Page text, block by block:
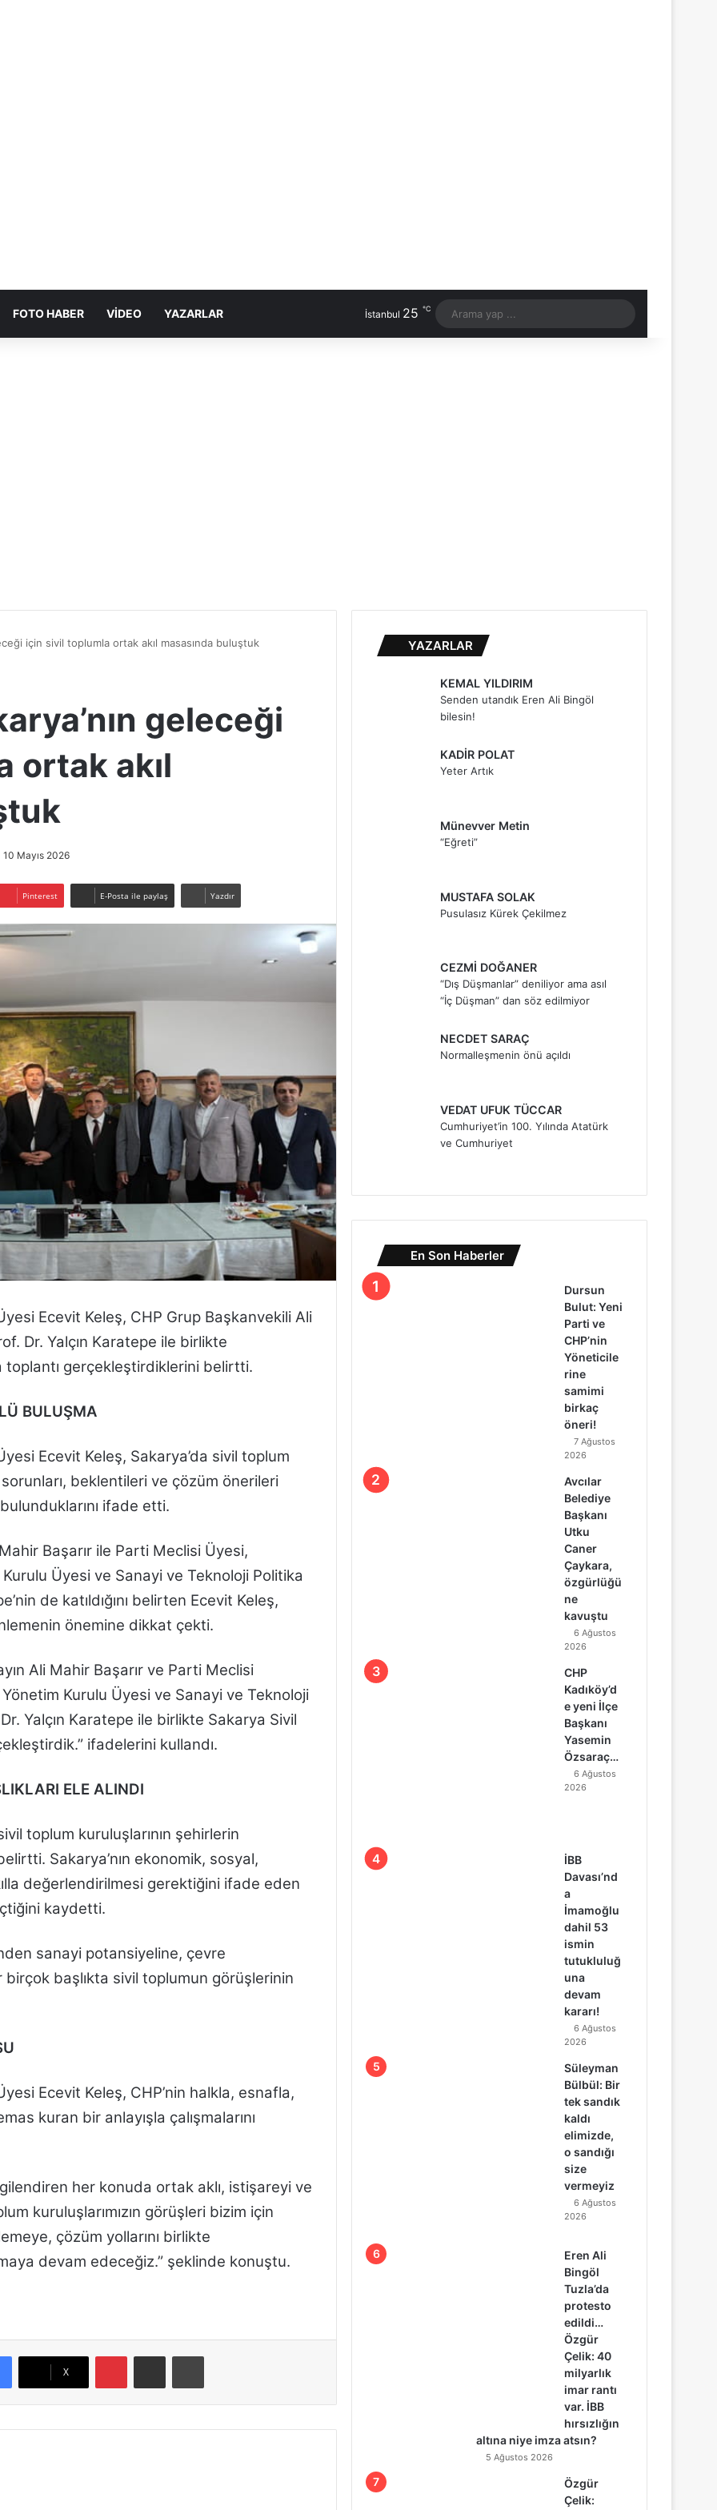
FOTO HABER VIDEO YAZARLAR İstanbul 25 ℃
yap
için sivil toplumla ortak akıl masasında buluştuk
geleceği
ortak akıl
10 Mayıs 2026
Pinterest E-Posta ile paylaş Yazdır
Ecevit Keleş, CHP Grup Başkanvekili Ali
Dr. Yalçın Karatepe ile birlikte
toplantı gerçekleştirdiklerini belirtti.
BULUŞMA
Ecevit Keleş, Sakarya’da sivil toplum
beklentileri ve çözüm önerileri
ifade etti.
Başarır ile Parti Meclisi Üyesi,
Üyesi ve Sanayi ve Teknoloji Politika
de katıldığını belirten Ecevit Keleş,
önemine dikkat çekti.
Ali Mahir Başarır ve Parti Meclisi
Kurulu Üyesi ve Sanayi ve Teknoloji
Yalçın Karatepe ile birlikte Sakarya Sivil
ifadelerini kullandı.
ELE ALINDI
toplum kuruluşlarının şehirlerin
Sakarya’nın ekonomik, sosyal,
değerlendirilmesi gerektiğini ifade eden
kaydetti.
sanayi potansiyeline, çevre
başlıkta sivil toplumun görüşlerinin
Ecevit Keleş, CHP’nin halkla, esnafla,
kuran bir anlayışla çalışmalarını
her konuda ortak aklı, istişareyi ve
kuruluşlarımızın görüşleri bizim için
çözüm yollarını birlikte
devam edeceğiz.” şeklinde konuştu.
X
Pinterest E-Posta ile paylaş Yazdır
YAZARLAR
KEMAL YILDIRIM
Senden utandık Eren Ali Bingöl
bilesin!
KADİR POLAT
Yeter Artık
Münevver Metin
“Eğreti”
MUSTAFA SOLAK
Pusulasız Kürek Çekilmez
CEZMİ DOĞANER
“Dış Düşmanlar” deniliyor ama asıl
“İç Düşman” dan söz edilmiyor
NECDET SARAÇ
Normalleşmenin önü açıldı
VEDAT UFUK TÜCCAR
Cumhuriyet’in 100. Yılında Atatürk
ve Cumhuriyet
En Son Haberler
Dursun
Bulut: Yeni
Parti ve
CHP’nin
Yöneticile
rine
samimi
birkaç
öneri!
7 Ağustos
2026
Avcılar
Belediye
Başkanı
Utku
Caner
Çaykara,
özgürlüğü
ne
kavuştu
6 Ağustos
2026
CHP
Kadıköy’d
e yeni İlçe
Başkanı
Yasemin
Özsaraç…
6 Ağustos
2026
İBB
Davası’nd
a
İmamoğlu
dahil 53
ismin
tutukluluğ
una
devam
kararı!
6 Ağustos
2026
Süleyman
Bülbül: Bir
tek sandık
kaldı
elimizde,
o sandığı
size
vermeyiz
6 Ağustos
2026
Eren Ali
Bingöl
Tuzla’da
protesto
edildi…
Özgür
Çelik: 40
milyarlık
imar rantı
var. İBB
hırsızlığın
altına niye imza atsın?
5 Ağustos 2026
Özgür
Çelik: